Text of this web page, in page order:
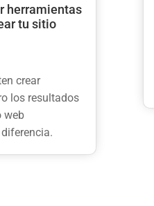
herramientas
tu sitio
crear
los resultados
web